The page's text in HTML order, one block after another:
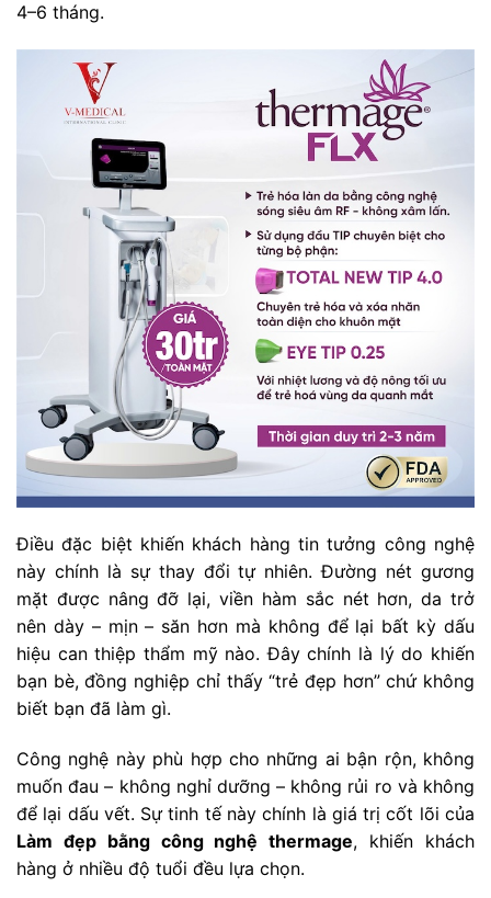
4–6 tháng.
Điều đặc biệt khiến khách hàng tin tưởng công nghệ
này chính là sự thay đổi tự nhiên. Đường nét gương
mặt được nâng đỡ lại, viền hàm sắc nét hơn, da trở
nên dày – mịn – săn hơn mà không để lại bất kỳ dấu
hiệu can thiệp thẩm mỹ nào. Đây chính là lý do khiến
bạn bè, đồng nghiệp chỉ thấy “trẻ đẹp hơn” chứ không
biết bạn đã làm gì.
Công nghệ này phù hợp cho những ai bận rộn, không
muốn đau – không nghỉ dưỡng – không rủi ro và không
để lại dấu vết. Sự tinh tế này chính là giá trị cốt lõi của
Làm đẹp bằng công nghệ thermage, khiến khách
hàng ở nhiều độ tuổi đều lựa chọn.